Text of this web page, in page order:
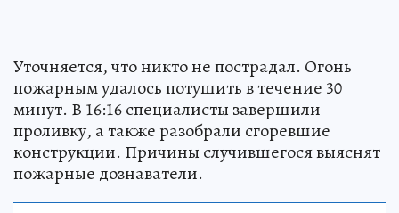
Уточняется, что никто не пострадал. Огонь
пожарным удалось потушить в течение 30
минут. В 16:16 специалисты завершили
проливку, а также разобрали сгоревшие
конструкции. Причины случившегося выяснят
пожарные дознаватели.